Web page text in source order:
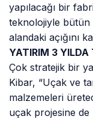
yapılacağı bir
teknolojiyle bütün
alandaki açığını
YATIRIM 3
Çok stratejik bir
Kibar, “Uçak ve
malzemeleri
uçak projesine